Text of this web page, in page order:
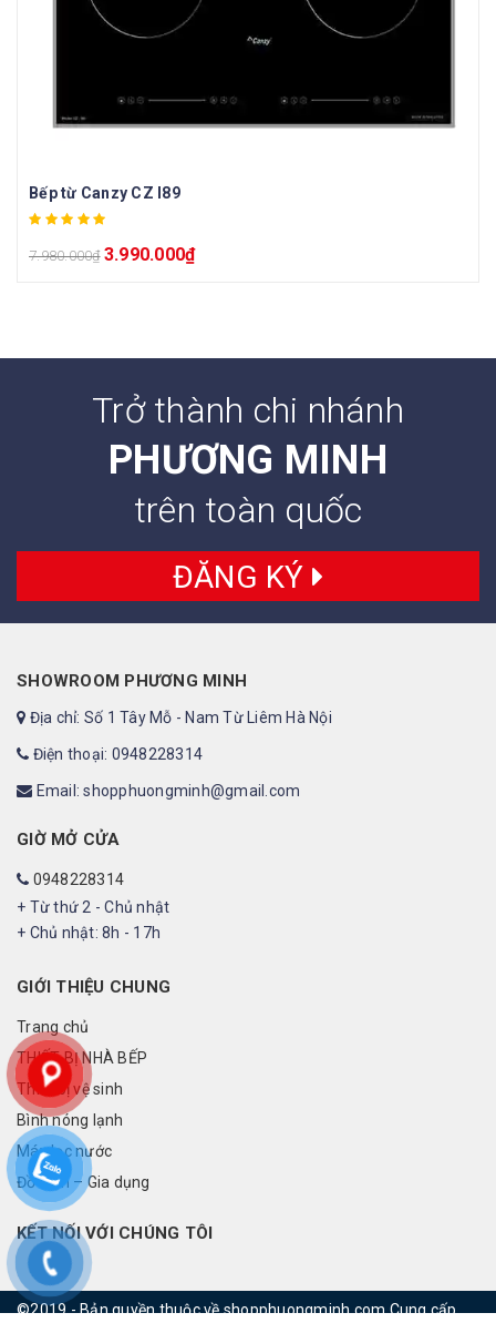
Bếp từ Canzy CZ I89
7.980.000₫ 3.990.000₫
Trở thành chi nhánh
PHƯƠNG MINH
trên toàn quốc
ĐĂNG KÝ
SHOWROOM PHƯƠNG MINH
Địa chỉ: Số 1 Tây Mỗ - Nam Từ Liêm Hà Nội
Điện thoại: 0948228314
Email: shopphuongminh@gmail.com
GIỜ MỞ CỬA
0948228314
+ Từ thứ 2 - Chủ nhật
+ Chủ nhật: 8h - 17h
GIỚI THIỆU CHUNG
Trang chủ
THIẾT BỊ NHÀ BẾP
Thiết bị vệ sinh
Bình nóng lạnh
Máy lọc nước
Đồ điện – Gia dụng
KẾT NỐI VỚI CHÚNG TÔI
©2019 - Bản quyền thuộc về shopphuongminh.comCung cấp